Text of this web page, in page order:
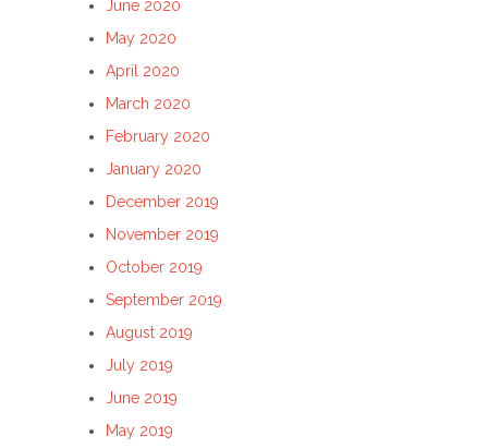
June 2020
May 2020
April 2020
March 2020
February 2020
January 2020
December 2019
November 2019
October 2019
September 2019
August 2019
July 2019
June 2019
May 2019